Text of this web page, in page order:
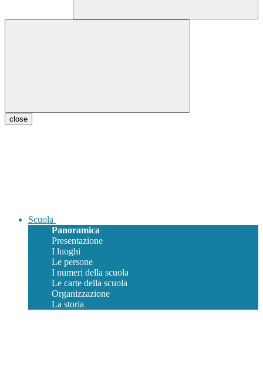
close
Scuola
Panoramica
Presentazione
I luoghi
Le persone
I numeri della scuola
Le carte della scuola
Organizzazione
La storia